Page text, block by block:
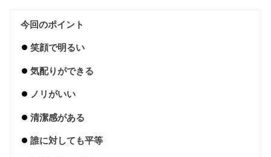
今回のポイント
笑顔で明るい
気配りができる
ノリがいい
清潔感がある
誰に対しても平等